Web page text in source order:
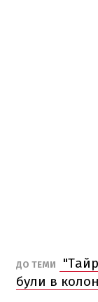
ДО ТЕМИ
були в